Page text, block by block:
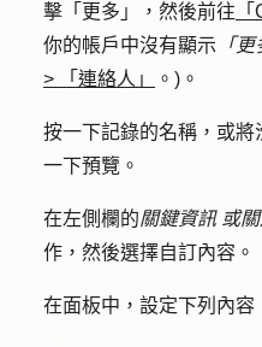
擊 「更多」 ，然後前往
你的帳戶中沒有顯示 「更
>
「連絡人」 。)。
按一下記錄的名稱 ，或
一下預覽 。
在左側欄的關鍵資訊 或
作 ，然後選擇自訂內容 。
在面板中，設定下列內容